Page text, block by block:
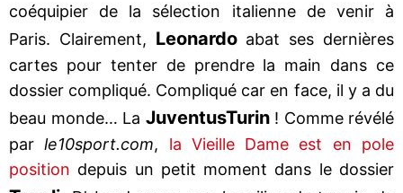
coéquipier de la sélection italienne de venir à
Paris. Clairement, Leonardoabat ses dernières
cartes pour tenter de prendre la main dans ce
dossier compliqué. Compliqué car en face, il y a du
beau monde… La JuventusTurin! Comme révélé
parle10sport.com, la Vieille Dame est en pole
position depuis un petit moment dans le dossier